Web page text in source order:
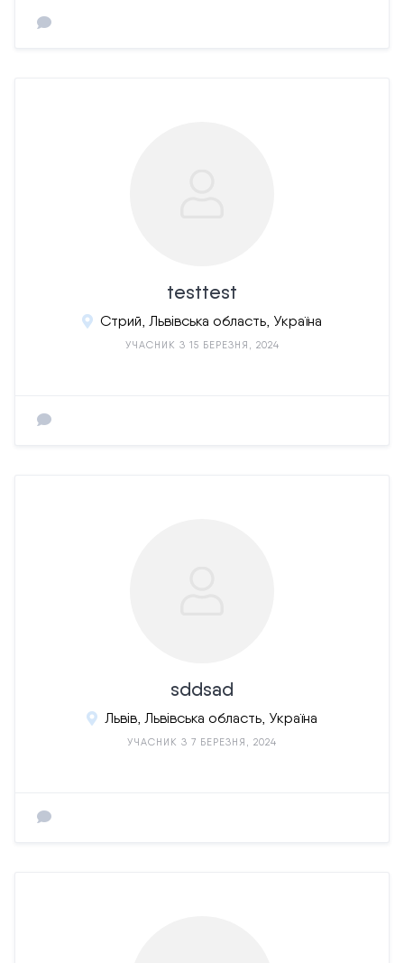
testtest
Стрий, Львівська область, Україна
УЧАСНИК З 15 БЕРЕЗНЯ, 2024
sddsad
Львів, Львівська область, Україна
УЧАСНИК З 7 БЕРЕЗНЯ, 2024